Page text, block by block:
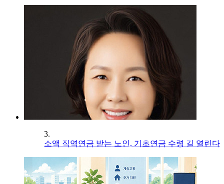
3.
소액 직역연금 받는 노인, 기초연금 수령 길 열린다